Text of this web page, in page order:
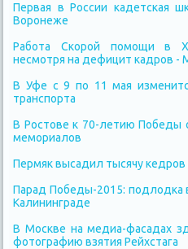
Первая в России кадетская
Воронеже
Работа Скорой помощи в
несмотря на дефицит кадров -
В Уфе с 9 по 11 мая
транспорта
В Ростове к 70-летию Победы
мемориалов
Пермяк высадил тысячу кедров
Парад Победы-2015: подлодка
Калининграде
В Москве на медиа-фасадах
фотографию взятия Рейхстага